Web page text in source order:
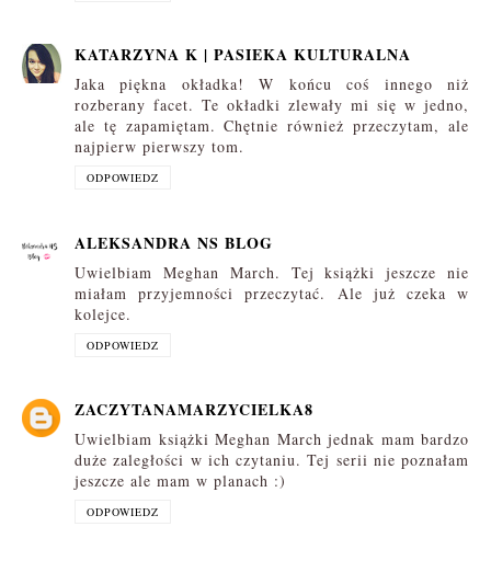
KATARZYNA K | PASIEKA KULTURALNA
Jaka piękna okładka! W końcu coś innego niż
rozberany facet. Te okładki zlewały mi się w jedno,
ale tę zapamiętam. Chętnie również przeczytam, ale
najpierw pierwszy tom.
ODPOWIEDZ
ALEKSANDRA NS BLOG
Uwielbiam Meghan March. Tej książki jeszcze nie
miałam przyjemności przeczytać. Ale już czeka w
kolejce.
ODPOWIEDZ
ZACZYTANAMARZYCIELKA8
Uwielbiam książki Meghan March jednak mam bardzo
duże zaległości w ich czytaniu. Tej serii nie poznałam
jeszcze ale mam w planach :)
ODPOWIEDZ